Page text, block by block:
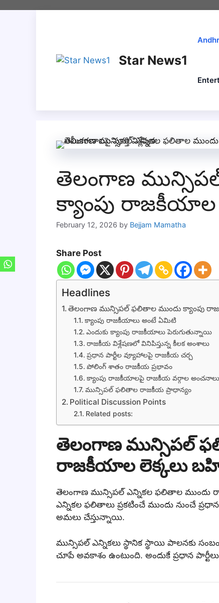
Star News1
తెలంగాణ
క్యాంపు రాజకీయాల
February 12, 2026 by Bejjam Mamatha
Share Post
Headlines
తెలంగాణ మున్సిపల్ ఫలితాల ముందు క్యాంపు
క్యాంపు రాజకీయాలు అంటే ఏమిటి
ఎందుకు క్యాంపు రాజకీయాలు పెరుగుతున్నాయి
రాజకీయ విశ్లేషణలో వినిపిస్తున్న కీలక అంశాలు
ప్రధాన పార్టీల వ్యూహాలపై రాజకీయ చర్చ
పోలింగ్ శాతం రాజకీయ ప్రభావం
క్యాంపు రాజకీయాలపై రాజకీయ వర్గాల అంచనాలు
మున్సిపల్ ఫలితాల రాజకీయ ప్రాధాన్యం
Political Discussion Points
Related posts:
తెలంగాణ మున్సిపల్
రాజకీయాల లెక్కలు
తెలంగాణ మున్సిపల్ ఎన్నికల ఫలితాల
ఎన్నికల ఫలితాలు ప్రకటించే ముందు నుంచే
అమలు చేస్తున్నాయి.
మున్సిపల్ ఎన్నికలు స్థానిక స్థాయి పాలనకు
చూపే అవకాశం ఉంటుంది. అందుకే ప్రధాన